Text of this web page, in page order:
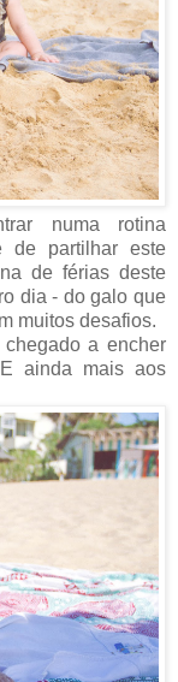
numa rotina
de partilhar este
de férias deste
dia - do galo que
muitos desafios.
a encher
ainda mais aos